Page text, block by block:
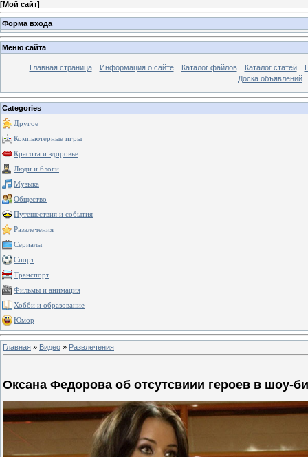
[Мой сайт]
Форма входа
Меню сайта
Главная страница Информация о сайте Каталог файлов Каталог статей
Доска объявлений
Categories
Другое
Компьютерные игры
Красота и здоровье
Люди и блоги
Музыка
Общество
Путешествия и события
Развлечения
Сериалы
Спорт
Транспорт
Фильмы и анимация
Хобби и образование
Юмор
Главная » Видео » Развлечения
Оксана Федорова об отсутсвиии героев в шоу-